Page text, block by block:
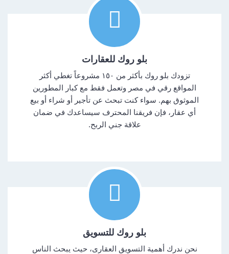
بلو روك للعقارات
تزودك بلو روك بأكثر من ١٥٠ مشروعاً تغطي أكثر
المواقع رقي في مصر وتعمل فقط مع كبار المطورين
الموثوق بهم. سواء كنت تبحث عن تأجير أو شراء أو بيع
أي عقار، فإن فريقنا المحترف سيساعدك في ضمان
علاقة جني الربح.
بلو روك للتسويق
نحن ندرك أهمية التسويق العقارى، حيث يبحث الناس